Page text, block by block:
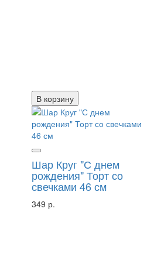
В корзину
Шар Круг "С днем
рождения" Торт со
свечками 46 см
349 р.